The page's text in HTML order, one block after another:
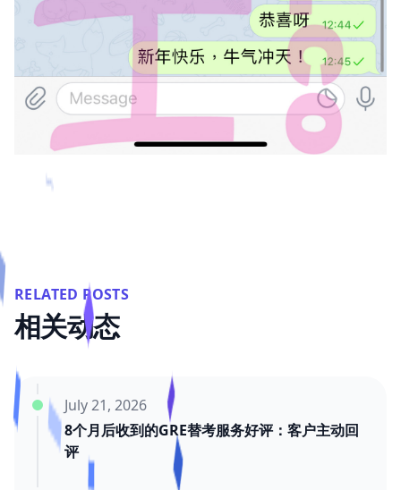
RELATED POSTS
相关动态
8个月后收到的GRE替考服务好评：客户主动回
评
July 21, 2026